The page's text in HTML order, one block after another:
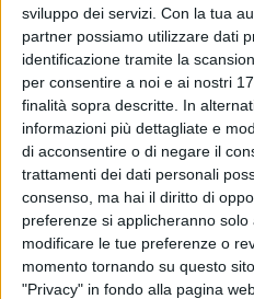
sviluppo dei servizi. Con la tua
partner possiamo utilizzare dati
identificazione tramite la
per consentire a noi e ai nostri
finalità sopra descritte. In
informazioni più dettagliate e
di acconsentire o di negare il
trattamenti dei dati personali
consenso, ma hai il diritto di
preferenze si applicheranno
modificare le tue preferenze o
momento tornando su questo
"Privacy" in fondo alla pagina
RUVO - 28 MAGGIO 2026
“Nata due volte”
che riscrive la
RUVO - 28 MAGGIO 2026
A Calentano
e farmaci scaduti
RUVO - 27 MAGGIO 2026
Vent’anni di UTE,
Ruvo di Puglia